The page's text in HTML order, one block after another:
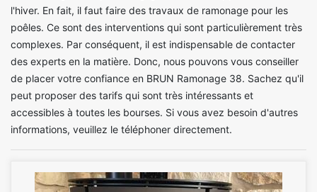
l'hiver. En fait, il faut faire des travaux de ramonage pour les
poêles. Ce sont des interventions qui sont particulièrement très
complexes. Par conséquent, il est indispensable de contacter
des experts en la matière. Donc, nous pouvons vous conseiller
de placer votre confiance en BRUN Ramonage 38. Sachez qu'il
peut proposer des tarifs qui sont très intéressants et
accessibles à toutes les bourses. Si vous avez besoin d'autres
informations, veuillez le téléphoner directement.